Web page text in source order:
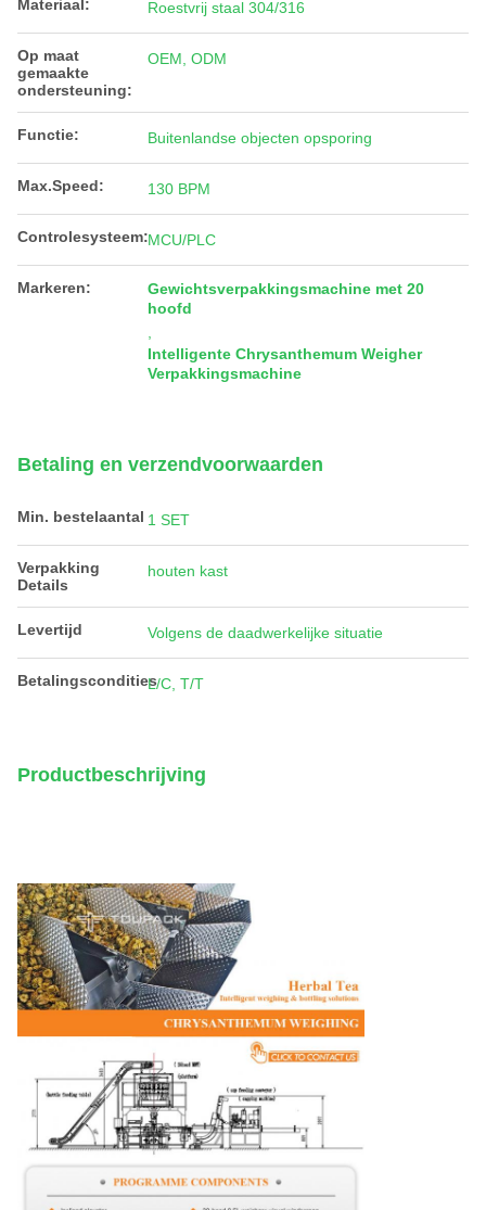
Materiaal: Roestvrij staal 304/316
Op maat
gemaakte
ondersteuning:
OEM, ODM
Functie: Buitenlandse objecten opsporing
Max.Speed: 130 BPM
Controlesysteem:MCU/PLC
Markeren:
Gewichtsverpakkingsmachine met 20
hoofd
Intelligente Chrysanthemum Weigher
Verpakkingsmachine
Betaling en verzendvoorwaarden
Min. bestelaantal 1 SET
Verpakking
Details
houten kast
Levertijd Volgens de daadwerkelijke situatie
BetalingsconditiesL/C, T/T
Productbeschrijving